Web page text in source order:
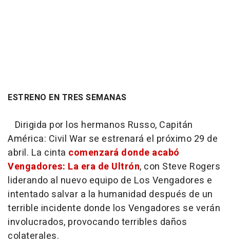
ESTRENO EN TRES SEMANAS
Dirigida por los hermanos Russo, Capitán
América: Civil War se estrenará el próximo 29 de
abril. La cinta comenzará donde acabó
Vengadores: La era de Ultrón, con Steve Rogers
liderando al nuevo equipo de Los Vengadores e
intentado salvar a la humanidad después de un
terrible incidente donde los Vengadores se verán
involucrados, provocando terribles daños
colaterales.